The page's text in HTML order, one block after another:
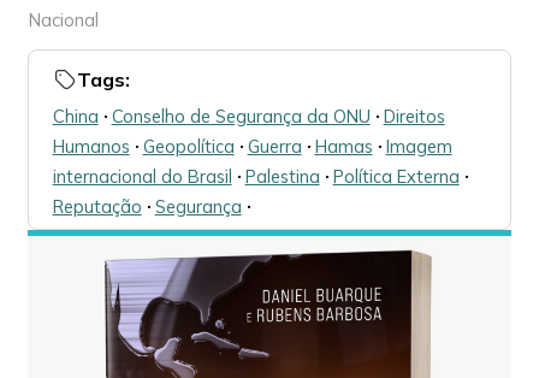
Nacional
Tags:
China 🞌 Conselho de Segurança da ONU 🞌 Direitos
Humanos 🞌 Geopolítica 🞌 Guerra 🞌 Hamas 🞌 Imagem
internacional do Brasil 🞌 Palestina 🞌 Política Externa 🞌
Reputação 🞌 Segurança 🞌